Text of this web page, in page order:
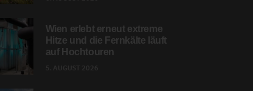
Wien erlebt erneut extreme
Hitze und die Fernkälte läuft
auf Hochtouren